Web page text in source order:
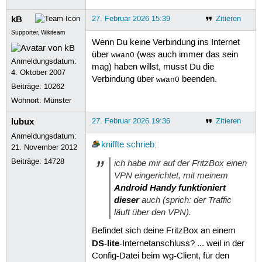
kB
Supporter, Wikiteam
Anmeldungsdatum:
4. Oktober 2007
Beiträge: 10262
Wohnort: Münster
Zitieren
27. Februar 2026 15:39
Wenn Du keine Verbindung ins Internet
über wwan0 (was auch immer das sein
mag) haben willst, musst Du die
Verbindung über wwan0 beenden.
lubux
Anmeldungsdatum:
21. November 2012
Beiträge: 14728
Zitieren
27. Februar 2026 19:36
kniffte schrieb:
ich habe mir auf der FritzBox einen
VPN eingerichtet, mit meinem
Android Handy funktioniert
dieserauch (sprich: der Traffic
läuft über den VPN).
Befindet sich deine FritzBox an einem
DS-lite-Internetanschluss? ... weil in der
Config-Datei beim wg-Client, für den